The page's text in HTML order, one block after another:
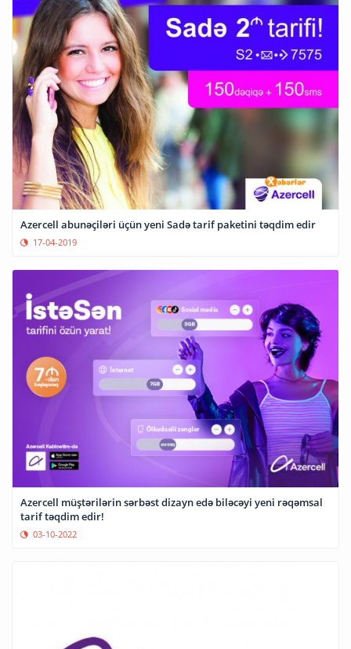
Azercell abunəçiləri üçün yeni Sadə tarif paketini təqdim edir
17-04-2019
Azercell müştərilərin sərbəst dizayn edə biləcəyi yeni rəqəmsal
tarif təqdim edir!
03-10-2022